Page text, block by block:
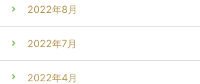
2022年8月
2022年7月
2022年4月